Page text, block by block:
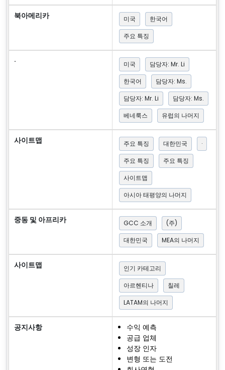
북아메리카 미국
한국어
주요 특징
· 미국
담당자: Mr. Li
한국어
담당자: Ms.
담당자: Mr. Li
담당자: Ms.
베네룩스
유럽의 나머지
사이트맵 주요 특징 대한민국
·
주요 특징
주요 특징
사이트맵
아시아 태평양의 나머지
중동 및 아프리카 GCC 소개
(주)
대한민국
MEA의 나머지
사이트맵
인기 카테고리
아르헨티나
칠레
LATAM의 나머지
공지사항
수익 예측
공급 업체
성장 인자
변형 또는 도전